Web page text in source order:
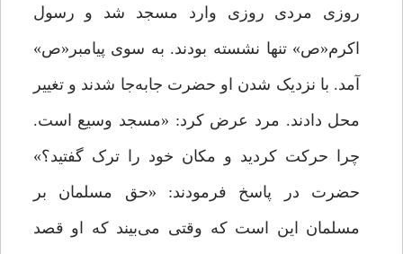
روزی مردى روزی وارد مسجد شد و رسول
اکرم«ص» تنها نشسته بودند. به سوى پیامبر«ص»
آمد. با نزدیک شدن او حضرت جابه‌جا شدند و تغییر
محل دادند. مرد عرض کرد: «مسجد وسیع است.
چرا حرکت کردید و مکان خود را ترک گفتید؟»
حضرت در پاسخ فرمودند: «حق مسلمان بر
مسلمان این است که وقتى می‌بیند که او قصد